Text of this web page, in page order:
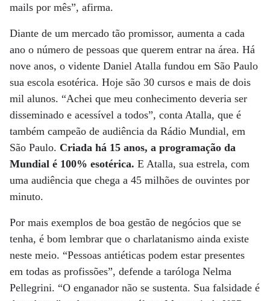
mails por mês”, afirma.
Diante de um mercado tão promissor, aumenta a cada
ano o número de pessoas que querem entrar na área. Há
nove anos, o vidente Daniel Atalla fundou em São Paulo
sua escola esotérica. Hoje são 30 cursos e mais de dois
mil alunos. “Achei que meu conhecimento deveria ser
disseminado e acessível a todos”, conta Atalla, que é
também campeão de audiência da Rádio Mundial, em
São Paulo. Criada há 15 anos, a programação da
Mundial é 100% esotérica. E Atalla, sua estrela, com
uma audiência que chega a 45 milhões de ouvintes por
minuto.
Por mais exemplos de boa gestão de negócios que se
tenha, é bom lembrar que o charlatanismo ainda existe
neste meio. “Pessoas antiéticas podem estar presentes
em todas as profissões”, defende a taróloga Nelma
Pellegrini. “O enganador não se sustenta. Sua falsidade é